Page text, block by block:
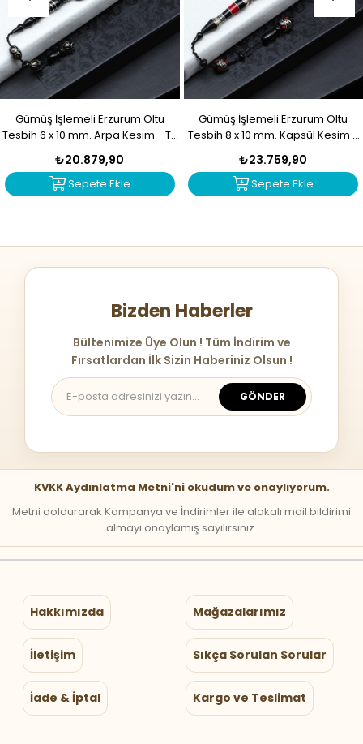
Gümüş İşlemeli Erzurum Oltu
Tesbih 6 x 10 mm. Arpa Kesim - T-
1916
₺20.879,90
Sepete Ekle
Gümüş İşlemeli Erzurum Oltu
Tesbih 8 x 10 mm. Kapsül Kesim -
T-1915
₺23.759,90
Sepete Ekle
Bizden Haberler
Bültenimize Üye Olun ! Tüm İndirim ve
Fırsatlardan İlk Sizin Haberiniz Olsun !
GÖNDER
KVKK Aydınlatma Metni'ni okudum ve onaylıyorum.
Metni doldurarak Kampanya ve İndirimler ile alakalı mail bildirimi
almayı onaylamış sayılırsınız.
Hakkımızda Mağazalarımız
İletişim Sıkça Sorulan Sorular
İade & İptal Kargo ve Teslimat